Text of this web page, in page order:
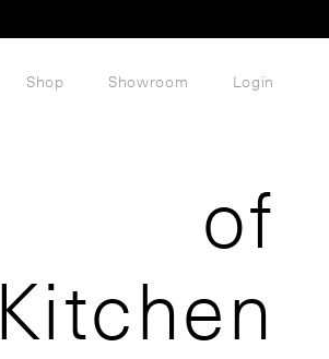
Shop Showroom Login
of
Kitchen